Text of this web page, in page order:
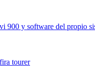
900 y software del propio
tourer